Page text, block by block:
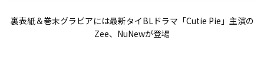
裏表紙＆巻末グラビアには最新タイBLドラマ「Cutie Pie」主演の
Zee、NuNewが登場